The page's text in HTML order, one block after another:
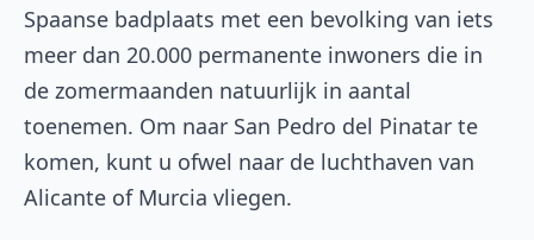
Spaanse badplaats met een bevolking van iets
meer dan 20.000 permanente inwoners die in
de zomermaanden natuurlijk in aantal
toenemen. Om naar San Pedro del Pinatar te
komen, kunt u ofwel naar de luchthaven van
Alicante of Murcia vliegen.